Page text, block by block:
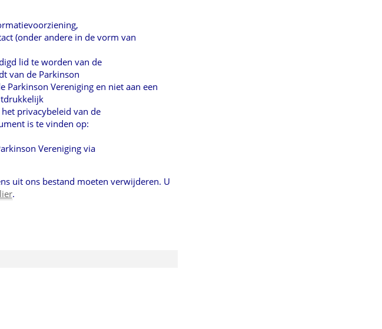
(onder andere in de vorm van
lid te worden van de
van de Parkinson
Parkinson Vereniging en niet aan een
privacybeleid van de
is te vinden op:
Vereniging via
uit ons bestand moeten verwijderen. U
.